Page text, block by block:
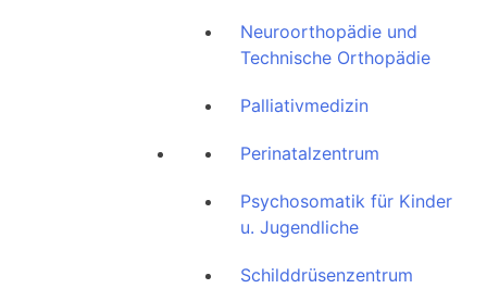
Neuroorthopädie und
Technische Orthopädie
Palliativmedizin
Perinatalzentrum
Psychosomatik für Kinder
u. Jugendliche
Schilddrüsenzentrum